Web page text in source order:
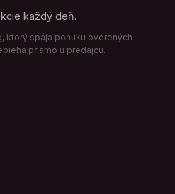
každý deň.
ktorý spája ponuku overených
priamo u predajcu.